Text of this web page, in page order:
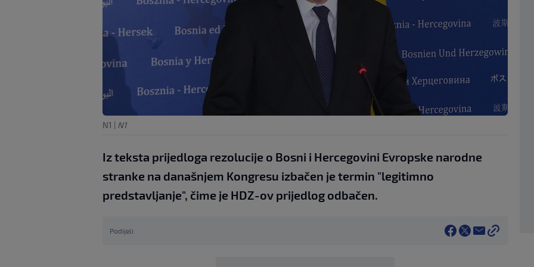
N1 | N1
Iz teksta prijedloga rezolucije o Bosni i Hercegovini Evropske narodne
stranke na današnjem Kongresu izbačen je termin "legitimno
predstavljanje", čime je HDZ-ov prijedlog odbačen.
Podijeli